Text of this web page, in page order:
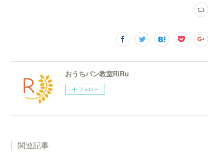
おうちパン教室RiRu
フォロー
関連記事